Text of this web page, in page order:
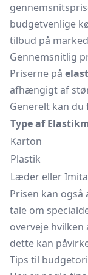
budgetvenlige
tilbud på
Gennemsnitlig
Priserne på
afhængigt af
Generelt kan
Type af
Karton
Plastik
Læder eller
Prisen kan
tale om
overveje hvilken
dette kan
Tips til